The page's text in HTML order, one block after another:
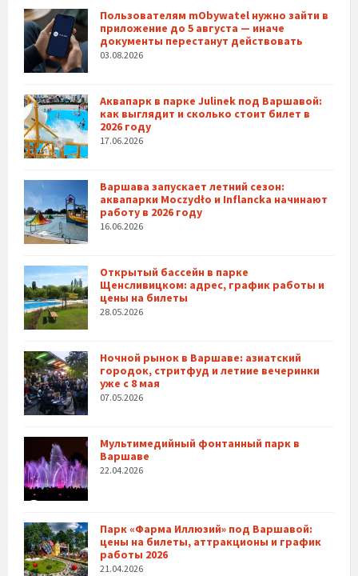
Пользователям mObywatel нужно зайти в
приложение до 5 августа — иначе
документы перестанут действовать
03.08.2026
Аквапарк в парке Julinek под Варшавой:
как выглядит и сколько стоит билет в
2026 году
17.06.2026
Варшава запускает летний сезон:
аквапарки Moczydło и Inflancka начинают
работу в 2026 году
16.06.2026
Открытый бассейн в парке
Щенсливицком: адрес, график работы и
цены на билеты
28.05.2026
Ночной рынок в Варшаве: азиатский
городок, стритфуд и летние вечеринки
уже с 8 мая
07.05.2026
Мультимедийный фонтанный парк в
Варшаве
22.04.2026
Парк «Фарма Иллюзий» под Варшавой:
цены на билеты, аттракционы и график
работы 2026
21.04.2026